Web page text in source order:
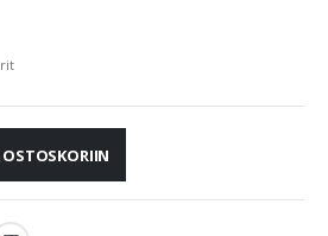
OSTOSKORIIN